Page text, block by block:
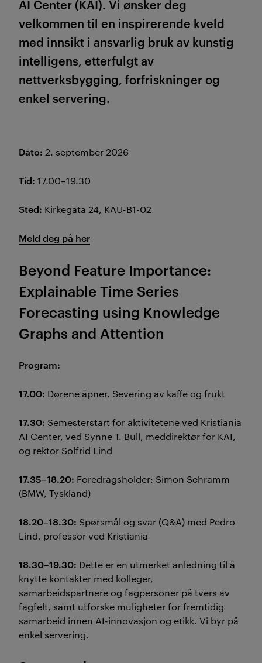
AI Center (KAI). Vi ønsker deg
velkommen til en inspirerende kveld
med innsikt i ansvarlig bruk av kunstig
intelligens, etterfulgt av
nettverksbygging, forfriskninger og
enkel servering.
Dato: 2. september 2026
Tid: 17.00–19.30
Sted: Kirkegata 24, KAU-B1-02
Meld deg på her
Beyond Feature Importance:
Explainable Time Series
Forecasting using Knowledge
Graphs and Attention
Program:
17.00: Dørene åpner. Severing av kaffe og frukt
17.30: Semesterstart for aktivitetene ved Kristiania
AI Center, ved Synne T. Bull, meddirektør for KAI,
og rektor Solfrid Lind
17.35–18.20: Foredragsholder: Simon Schramm
(BMW, Tyskland)
18.20–18.30: Spørsmål og svar (Q&A) med Pedro
Lind, professor ved Kristiania
18.30–19.30: Dette er en utmerket anledning til å
knytte kontakter med kolleger,
samarbeidspartnere og fagpersoner på tvers av
fagfelt, samt utforske muligheter for fremtidig
samarbeid innen AI-innovasjon og etikk. Vi byr på
enkel servering.